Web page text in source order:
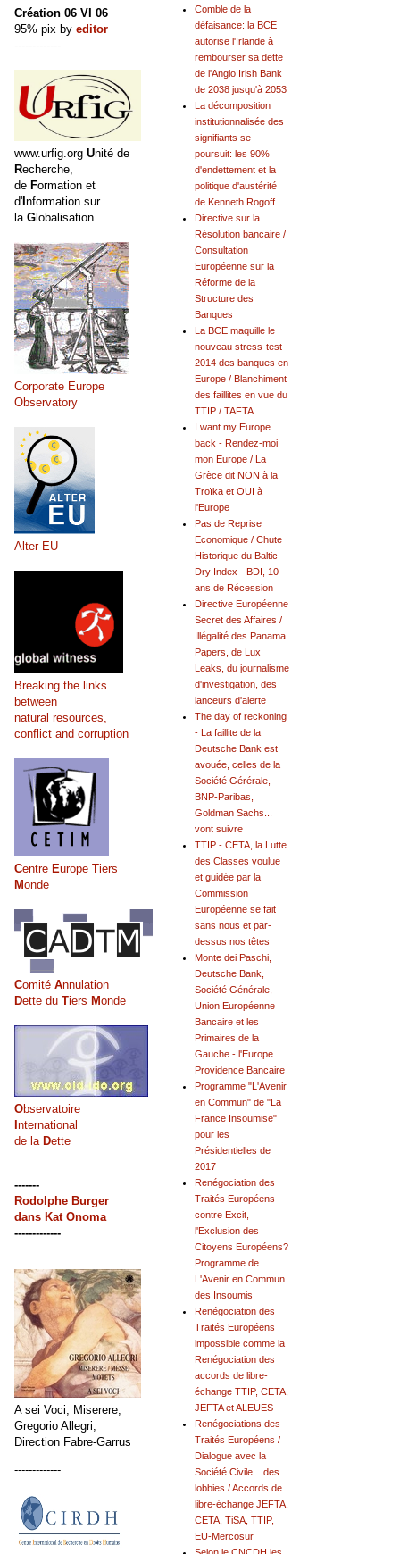
Comble de la
défaisance: la BCE
autorise l'Irlande à
rembourser sa dette
de l'Anglo Irish Bank
de 2038 jusqu'à 2053
La décomposition
institutionnalisée des
signifiants se
poursuit: les 90%
d'endettement et la
politique d'austérité
de Kenneth Rogoff
Directive sur la
Résolution bancaire /
Consultation
Européenne sur la
Réforme de la
Structure des
Banques
La BCE maquille le
nouveau stress-test
2014 des banques en
Europe / Blanchiment
des faillites en vue du
TTIP / TAFTA
I want my Europe
back - Rendez-moi
mon Europe / La
Grèce dit NON à la
Troïka et OUI à
l'Europe
Pas de Reprise
Economique / Chute
Historique du Baltic
Dry Index - BDI, 10
ans de Récession
Directive Européenne
Secret des Affaires /
Illégalité des Panama
Papers, de Lux
Leaks, du journalisme
d'investigation, des
lanceurs d'alerte
The day of reckoning
- La faillite de la
Deutsche Bank est
avouée, celles de la
Société Gérérale,
BNP-Paribas,
Goldman Sachs...
vont suivre
TTIP - CETA, la Lutte
des Classes voulue
et guidée par la
Commission
Européenne se fait
sans nous et par-
dessus nos têtes
Monte dei Paschi,
Deutsche Bank,
Société Générale,
Union Européenne
Bancaire et les
Primaires de la
Gauche - l'Europe
Providence Bancaire
Programme "L'Avenir
en Commun" de "La
France Insoumise"
pour les
Présidentielles de
2017
Renégociation des
Traités Européens
contre Excit,
l'Exclusion des
Citoyens Européens?
Programme de
L'Avenir en Commun
des Insoumis
Renégociation des
Traités Européens
impossible comme la
Renégociation des
accords de libre-
échange TTIP, CETA,
JEFTA et ALEUES
Renégociations des
Traités Européens /
Dialogue avec la
Société Civile... des
lobbies / Accords de
libre-échange JEFTA,
CETA, TiSA, TTIP,
EU-Mercosur
Création 06 VI 06
95% pix by editor
-------------
www.urfig.org Unité de
Recherche,
de Formation et
d'Information sur
la Globalisation
Corporate Europe
Observatory
Alter-EU
Breaking the links
between
natural resources,
conflict and corruption
Centre Europe Tiers
Monde
Comité Annulation
Dette du Tiers Monde
Observatoire
International
de la Dette
-------
Rodolphe Burger
dans Kat Onoma
-------------
A sei Voci, Miserere,
Gregorio Allegri,
Direction Fabre-Garrus
-------------